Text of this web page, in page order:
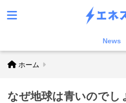
News
ホーム
なぜ地球は青いのでし